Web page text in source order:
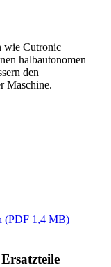
wie Cutronic
halbautonomen
den
Maschine.
(PDF 1,4 MB)